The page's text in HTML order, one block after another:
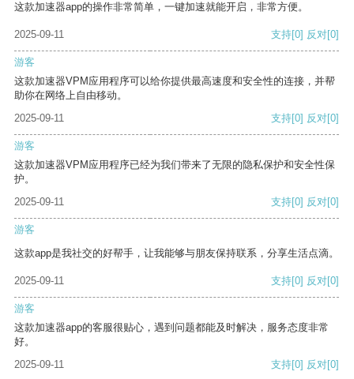
这款加速器app的操作非常简单，一键加速就能开启，非常方便。
2025-09-11 支持[0] 反对[0]
游客
这款加速器VPM应用程序可以给你提供最高速度和安全性的连接，并帮
助你在网络上自由移动。
2025-09-11
支持[0] 反对[0]
游客
这款加速器VPM应用程序已经为我们带来了无限的隐私保护和安全性保
护。
2025-09-11
支持[0] 反对[0]
游客
这款app是我社交的好帮手，让我能够与朋友保持联系，分享生活点滴。
2025-09-11 支持[0] 反对[0]
游客
这款加速器app的客服很贴心，遇到问题都能及时解决，服务态度非常
好。
2025-09-11
支持[0] 反对[0]